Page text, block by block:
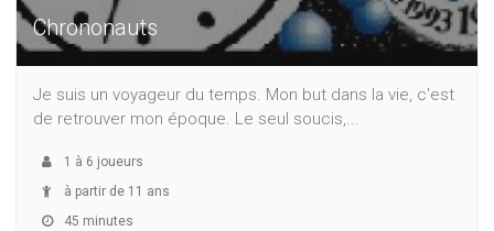
Chrononauts
Je suis un voyageur du temps. Mon but dans la vie, c'est
de retrouver mon époque. Le seul soucis,...
1 à 6 joueurs
à partir de 11 ans
45 minutes